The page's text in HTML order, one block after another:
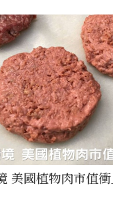
美國植物肉市值